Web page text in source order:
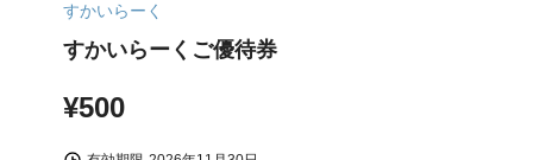
すかいらーく
すかいらーくご優待券
¥500